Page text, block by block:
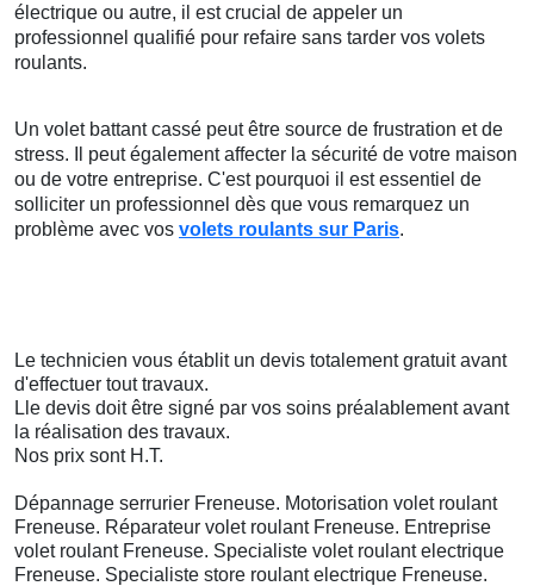
électrique ou autre, il est crucial de appeler un
professionnel qualifié pour refaire sans tarder vos volets
roulants.
Un volet battant cassé peut être source de frustration et de
stress. Il peut également affecter la sécurité de votre maison
ou de votre entreprise. C'est pourquoi il est essentiel de
solliciter un professionnel dès que vous remarquez un
problème avec vos volets roulants sur Paris.
Le technicien vous établit un devis totalement gratuit avant
d'effectuer tout travaux.
Lle devis doit être signé par vos soins préalablement avant
la réalisation des travaux.
Nos prix sont H.T.
Dépannage serrurier Freneuse. Motorisation volet roulant
Freneuse. Réparateur volet roulant Freneuse. Entreprise
volet roulant Freneuse. Specialiste volet roulant electrique
Freneuse. Specialiste store roulant electrique Freneuse.